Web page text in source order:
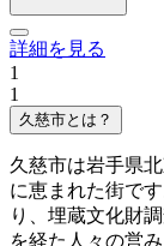
詳細を見る
1
1
久慈市とは？
久慈市は岩手県
に恵まれた街で
り、埋蔵文化財
を経た人々の営